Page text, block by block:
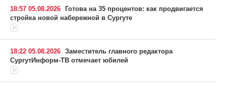
18:57 05.08.2026
Готова на 35 процентов: как продвигается
стройка новой набережной в Сургуте
18:22 05.08.2026 Заместитель главного редактора
СургутИнформ-ТВ отмечает юбилей